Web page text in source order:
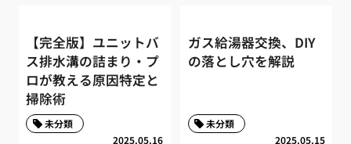
【完全版】ユニットバ
ス排水溝の詰まり・プ
ロが教える原因特定と
掃除術
2025.05.16
未分類
ガス給湯器交換、DIY
の落とし穴を解説
2025.05.15
未分類